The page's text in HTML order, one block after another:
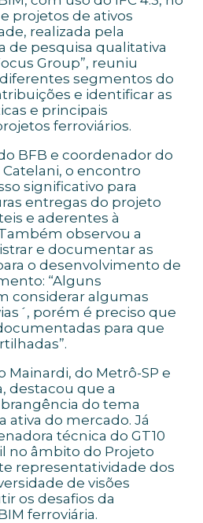
projetos de ativos
realizada pela
de pesquisa qualitativa
Group”, reuniu
segmentos do
e identificar as
e principais
ferroviários.
BFB e coordenador do
o encontro
significativo para
entregas do projeto
e aderentes à
observou a
e documentar as
o desenvolvimento de
“Alguns
considerar algumas
porém é preciso que
para que
Mainardi, do Metrô-SP e
destacou que a
do tema
ativa do mercado. Já
técnica do GT10
no âmbito do Projeto
representatividade dos
de visões
os desafios da
ferroviária.